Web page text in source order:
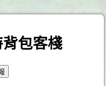
包客棧